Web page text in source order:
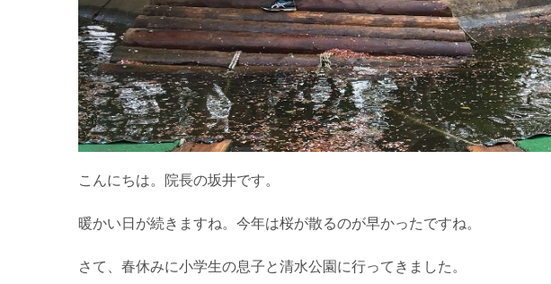
こんにちは。院長の坂井です。
暖かい日が続きますね。今年は桜が散るのが早かったですね。
さて、春休みに小学生の息子と清水公園に行ってきました。